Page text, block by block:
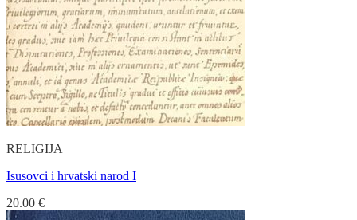
RELIGIJA
Isusovci i hrvatski narod I
20.00 €